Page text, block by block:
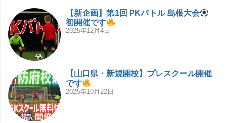
【新企画】第1回 PKバトル 島根大会
初開催です
2025年12月4日
【山口県・新規開校】プレスクール開催
です
2025年10月22日